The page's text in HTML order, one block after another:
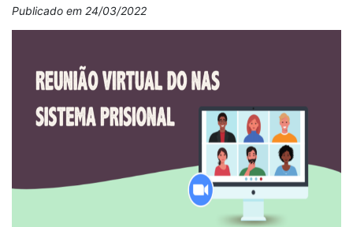
Publicado em 24/03/2022